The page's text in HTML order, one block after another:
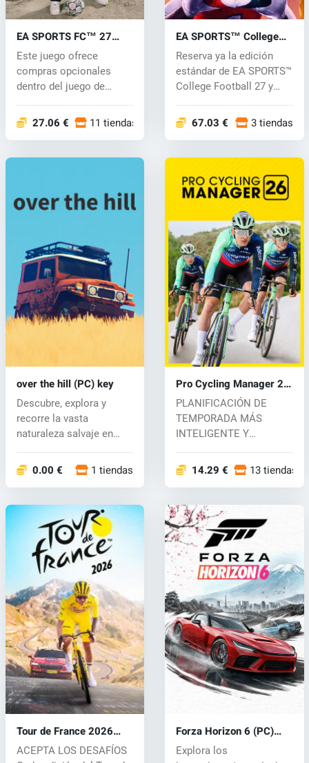
EA SPORTS FC™ 27
(PC) key
Este juego ofrece
compras opcionales
dentro del juego de
27.06 € 11 tiendas
EA SPORTS™ College
Football 27 (PC) key
Reserva ya la edición
estándar de EA SPORTS™
College Football 27 y
67.03 € 3 tiendas
over the hill (PC) key
Descubre, explora y
recorre la vasta
naturaleza salvaje en
0.00 € 1 tiendas
Pro Cycling Manager 26
(PC) key
PLANIFICACIÓN DE
TEMPORADA MÁS
INTELIGENTE Y
Cycling Man...
14.29 € 13 tiendas
Tour de France 2026
(PC) key
ACEPTA LOS DESAFÍOS
Forza Horizon 6 (PC)
key
Explora los